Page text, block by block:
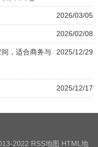
2026/03/05
2026/02/08
2025/12/29
，适合商务与
2025/12/17
2022 RSS地图 HTML地